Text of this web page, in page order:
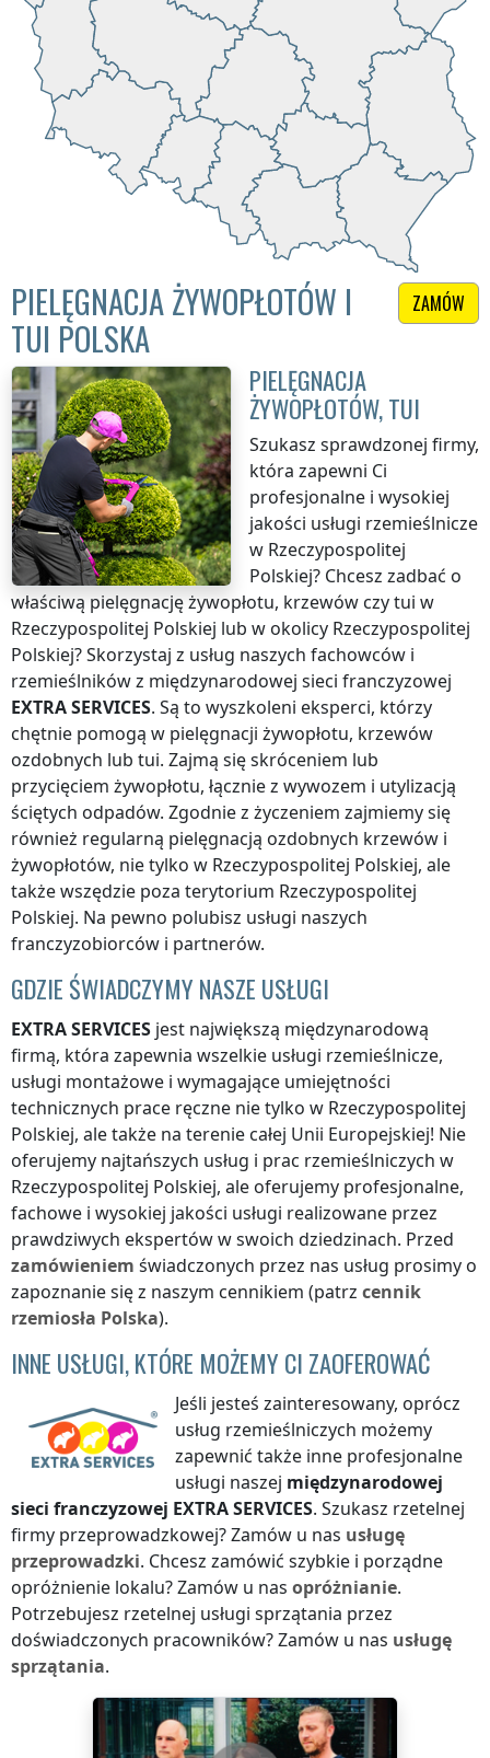
ZAMÓW
PIELĘGNACJA ŻYWOPŁOTÓW I
TUI POLSKA
PIELĘGNACJA
ŻYWOPŁOTÓW, TUI
Szukasz sprawdzonej firmy,
która zapewni Ci
profesjonalne i wysokiej
jakości usługi rzemieślnicze
w Rzeczypospolitej
Polskiej? Chcesz zadbać o
właściwą pielęgnację żywopłotu, krzewów czy tui w
Rzeczypospolitej Polskiej lub w okolicy Rzeczypospolitej
Polskiej? Skorzystaj z usług naszych fachowców i
rzemieślników z międzynarodowej sieci franczyzowej
EXTRA SERVICES. Są to wyszkoleni eksperci, którzy
chętnie pomogą w pielęgnacji żywopłotu, krzewów
ozdobnych lub tui. Zajmą się skróceniem lub
przycięciem żywopłotu, łącznie z wywozem i utylizacją
ściętych odpadów. Zgodnie z życzeniem zajmiemy się
również regularną pielęgnacją ozdobnych krzewów i
żywopłotów, nie tylko w Rzeczypospolitej Polskiej, ale
także wszędzie poza terytorium Rzeczypospolitej
Polskiej. Na pewno polubisz usługi naszych
franczyzobiorców i partnerów.
GDZIE ŚWIADCZYMY NASZE USŁUGI
EXTRA SERVICES jest największą międzynarodową
firmą, która zapewnia wszelkie usługi rzemieślnicze,
usługi montażowe i wymagające umiejętności
technicznych prace ręczne nie tylko w Rzeczypospolitej
Polskiej, ale także na terenie całej Unii Europejskiej! Nie
oferujemy najtańszych usług i prac rzemieślniczych w
Rzeczypospolitej Polskiej, ale oferujemy profesjonalne,
fachowe i wysokiej jakości usługi realizowane przez
prawdziwych ekspertów w swoich dziedzinach. Przed
zamówieniem świadczonych przez nas usług prosimy o
zapoznanie się z naszym cennikiem (patrz cennik
rzemiosła Polska).
INNE USŁUGI, KTÓRE MOŻEMY CI ZAOFEROWAĆ
Jeśli jesteś zainteresowany, oprócz
usług rzemieślniczych możemy
zapewnić także inne profesjonalne
usługi naszej międzynarodowej
sieci franczyzowej EXTRA SERVICES. Szukasz rzetelnej
firmy przeprowadzkowej? Zamów u nas usługę
przeprowadzki. Chcesz zamówić szybkie i porządne
opróżnienie lokalu? Zamów u nas opróżnianie.
Potrzebujesz rzetelnej usługi sprzątania przez
doświadczonych pracowników? Zamów u nas usługę
sprzątania.